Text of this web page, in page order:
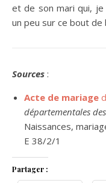
et de son mari qui, je
un peu sur ce bout de
Sources :
Acte de mariage
départementales
Naissances,
E 38/2/1
Partager :